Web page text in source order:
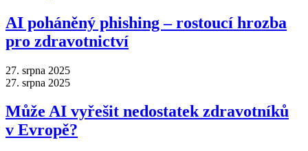
AI poháněný phishing –⁠ rostoucí hrozba
pro zdravotnictví
27. srpna 2025
27. srpna 2025
Může AI vyřešit nedostatek zdravotníků
v Evropě?